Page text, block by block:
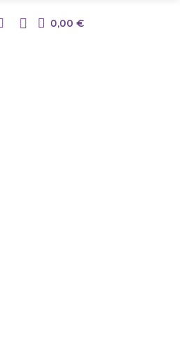
0,00 €